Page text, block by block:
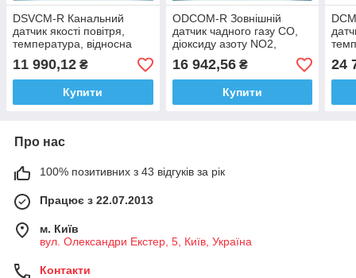
DSVCM-R Канальний
датчик якості повітря,
температура, відносна
вологість та TVOC, 24
VDC Modbus RTU
11 990,12 ₴
Купити
ODCOM-R Зовнішній
датчик чадного газу CO,
діоксиду азоту NO2,
температури, вологості та
освітлення, Modbus RTU
16 942,56₴
Купити
24
Про нас
100% позитивних з 43 відгуків за рік
Працює з 22.07.2013
м. Київ
вул. Олександри Екстер, 5, Київ, Україна
Контакти